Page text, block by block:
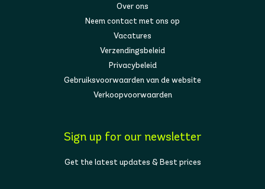
Over ons
Neem contact met ons op
Vacatures
Verzendingsbeleid
Privacybeleid
Gebruiksvoorwaarden van de website
Verkoopvoorwaarden
Sign up for our newsletter
Get the latest updates & Best prices